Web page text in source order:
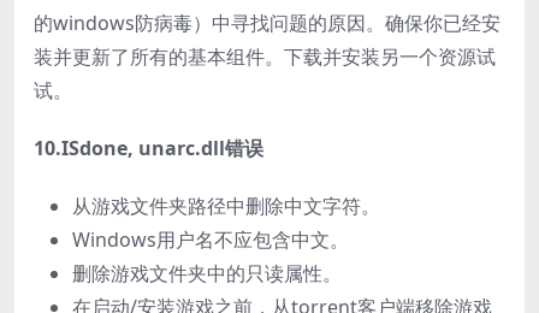
的windows防病毒）中寻找问题的原因。确保你已经安
装并更新了所有的基本组件。下载并安装另一个资源试
试。
10.ISdone, unarc.dll错误
从游戏文件夹路径中删除中文字符。
Windows用户名不应包含中文。
删除游戏文件夹中的只读属性。
在启动/安装游戏之前，从torrent客户端移除游戏